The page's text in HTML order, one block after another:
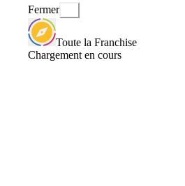
Fermer
Toute la Franchise
Chargement en cours